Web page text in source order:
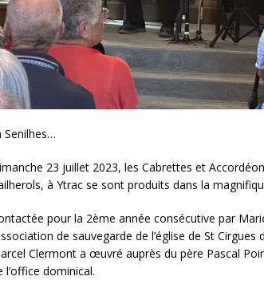
Senilhes…
23 juillet 2023, les Cabrettes et
à Ytrac se sont produits dans la
pour la 2ème année consécutive par
de sauvegarde de l’église de St Cirgues
Clermont a œuvré auprès du père Pascal
l’office dominical.